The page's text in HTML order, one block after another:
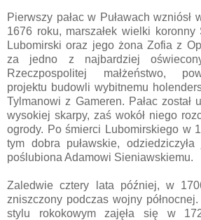
Pierwszy pałac w Puławach wzniósł
1676 roku, marszałek wielki koronny
Lubomirski oraz jego żona Zofia z
za jedno z najbardziej
Rzeczpospolitej małżeństwo,
projektu budowli wybitnemu
Tylmanowi z Gameren. Pałac został
wysokiej skarpy, zaś wokół niego
ogrody. Po śmierci Lubomirskiego w
tym dobra puławskie,
poślubiona Adamowi Sieniawskiemu.
Zaledwie cztery lata później, w
zniszczony podczas wojny
stylu rokokowym zajęła się w